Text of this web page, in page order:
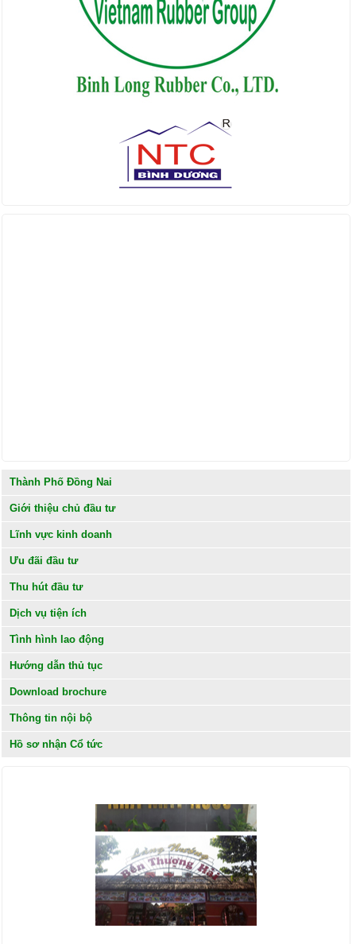
Thành Phố Đồng Nai
Giới thiệu chủ đầu tư
Lĩnh vực kinh doanh
Ưu đãi đầu tư
Thu hút đầu tư
Dịch vụ tiện ích
Tình hình lao động
Hướng dẫn thủ tục
Download brochure
Thông tin nội bộ
Hồ sơ nhận Cổ tức